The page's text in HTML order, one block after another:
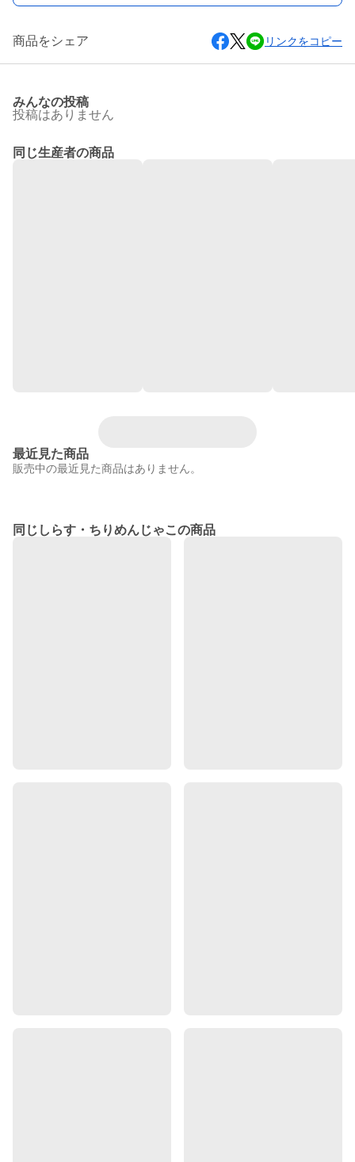
商品をシェア リンクをコピー
みんなの投稿
投稿はありません
同じ生産者の商品
最近見た商品
販売中の最近見た商品はありません。
同じしらす・ちりめんじゃこの商品